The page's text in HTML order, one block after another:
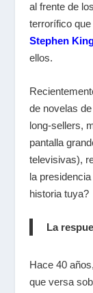
al frente de
terrorífico
Stephen
ellos.
de novelas
long-sellers,
pantalla
televisivas),
la
historia tuya?
La
Hace 40
que versa